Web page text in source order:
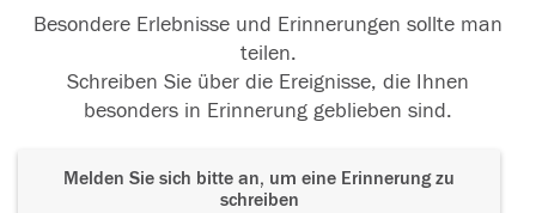
Besondere Erlebnisse und Erinnerungen sollte man
teilen.
Schreiben Sie über die Ereignisse, die Ihnen
besonders in Erinnerung geblieben sind.
Melden Sie sich bitte an, um eine Erinnerung zu
schreiben